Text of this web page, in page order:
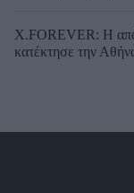
X.FOREVER: Η
κατέκτησε την